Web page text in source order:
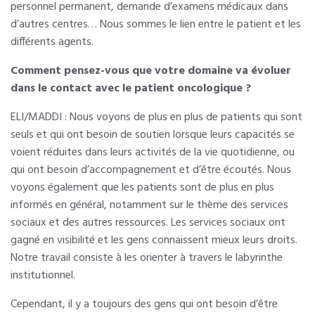
personnel permanent, demande d’examens médicaux dans
d’autres centres… Nous sommes le lien entre le patient et les
différents agents.
Comment pensez-vous que votre domaine va évoluer
dans le contact avec le patient oncologique ?
ELI/MADDI : Nous voyons de plus en plus de patients qui sont
seuls et qui ont besoin de soutien lorsque leurs capacités se
voient réduites dans leurs activités de la vie quotidienne, ou
qui ont besoin d’accompagnement et d’être écoutés. Nous
voyons également que les patients sont de plus en plus
informés en général, notamment sur le thème des services
sociaux et des autres ressources. Les services sociaux ont
gagné en visibilité et les gens connaissent mieux leurs droits.
Notre travail consiste à les orienter à travers le labyrinthe
institutionnel.
Cependant, il y a toujours des gens qui ont besoin d’être